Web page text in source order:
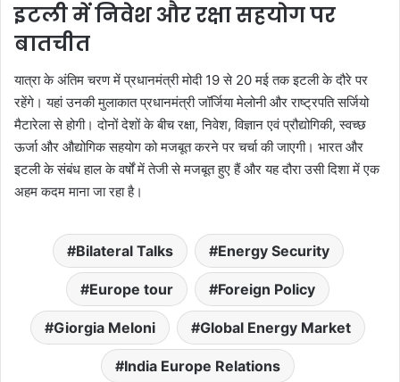
इटली में निवेश और रक्षा सहयोग पर
बातचीत
यात्रा के अंतिम चरण में प्रधानमंत्री मोदी 19 से 20 मई तक इटली के दौरे पर
रहेंगे। यहां उनकी मुलाकात प्रधानमंत्री जॉर्जिया मेलोनी और राष्ट्रपति सर्जियो
मैटारेला से होगी। दोनों देशों के बीच रक्षा, निवेश, विज्ञान एवं प्रौद्योगिकी, स्वच्छ
ऊर्जा और औद्योगिक सहयोग को मजबूत करने पर चर्चा की जाएगी। भारत और
इटली के संबंध हाल के वर्षों में तेजी से मजबूत हुए हैं और यह दौरा उसी दिशा में एक
अहम कदम माना जा रहा है।
Bilateral Talks Energy Security
Europe tour Foreign Policy
Giorgia Meloni Global Energy Market
India Europe Relations